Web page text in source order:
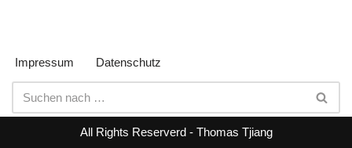
Impressum Datenschutz
All Rights Reserverd - Thomas Tjiang